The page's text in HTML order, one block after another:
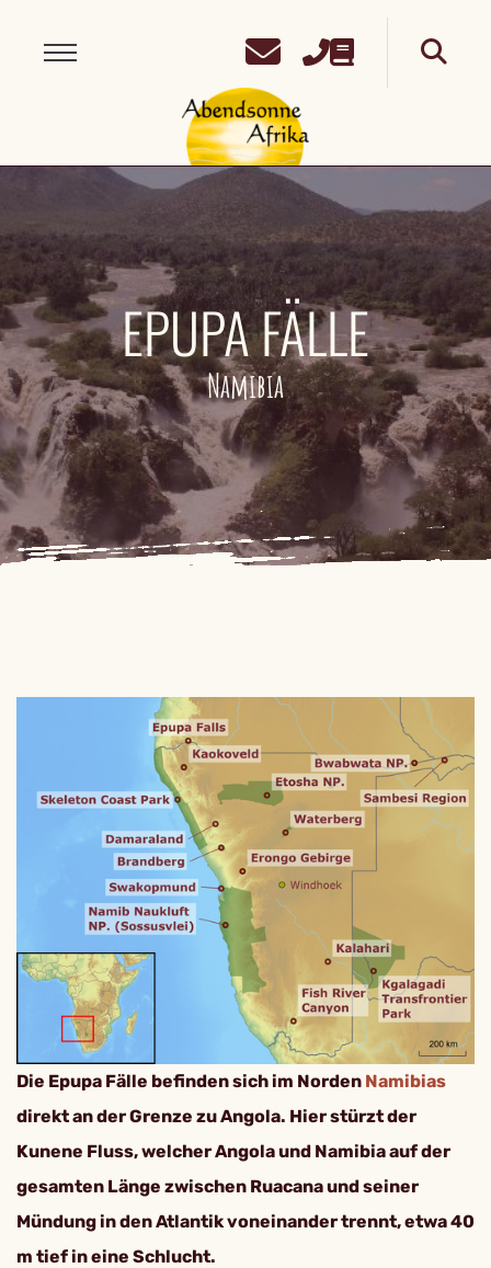
EPUPA FÄLLE
Namibia
Die Epupa Fälle befinden sich im Norden Namibias
direkt an der Grenze zu Angola. Hier stürzt der
Kunene Fluss, welcher Angola und Namibia auf der
gesamten Länge zwischen Ruacana und seiner
Mündung in den Atlantik voneinander trennt, etwa 40
m tief in eine Schlucht.